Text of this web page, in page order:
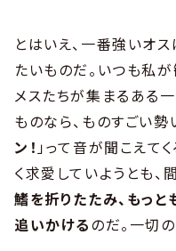
とはいえ、一番強いオ
たいものだ。いつも私
メスたちが集まるある
ものなら、ものすごい勢
ン！ 」って音が聞こえて
く求愛していようとも、
鰭を折りたたみ、もっ
追いかけるのだ。一切